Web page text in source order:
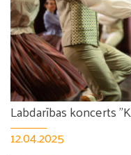
Labdarības koncerts
12.04.2025